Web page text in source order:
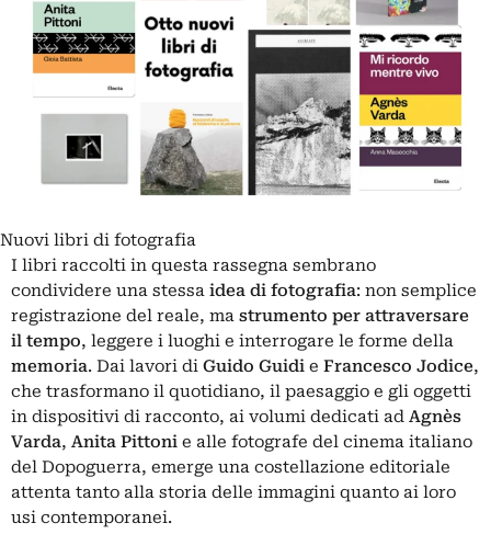
Nuovi libri di fotografia
I libri raccolti in questa rassegna sembrano
condividere una stessa idea di fotografia: non semplice
registrazione del reale, ma strumento per attraversare
il tempo, leggere i luoghi e interrogare le forme della
memoria. Dai lavori di Guido Guidi e Francesco Jodice,
che trasformano il quotidiano, il paesaggio e gli oggetti
in dispositivi di racconto, ai volumi dedicati ad Agnès
Varda, Anita Pittoni e alle fotografe del cinema italiano
del Dopoguerra, emerge una costellazione editoriale
attenta tanto alla storia delle immagini quanto ai loro
usi contemporanei.